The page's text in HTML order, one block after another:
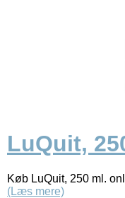
LuQuit,
Køb LuQuit, 250 ml.
(Læs mere)